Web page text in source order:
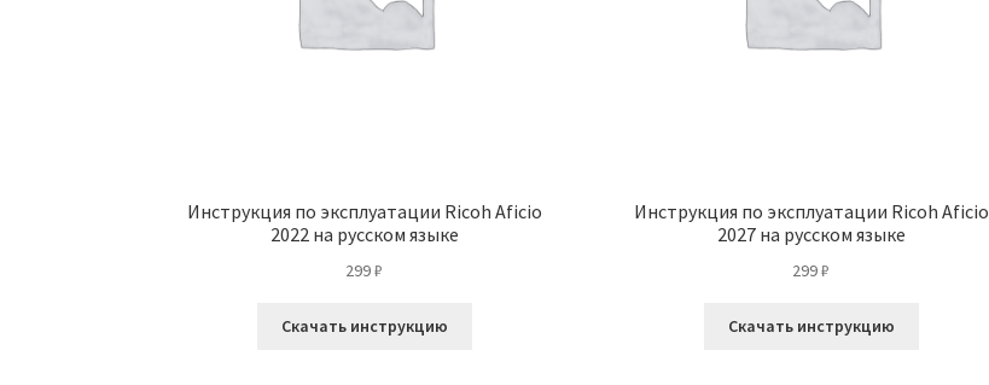
Инструкция по эксплуатации Ricoh Aficio
2022 на русском языке
299₽
Скачать инструкцию
Инструкция по эксплуатации Ricoh Aficio
2027 на русском языке
299₽
Скачать инструкцию